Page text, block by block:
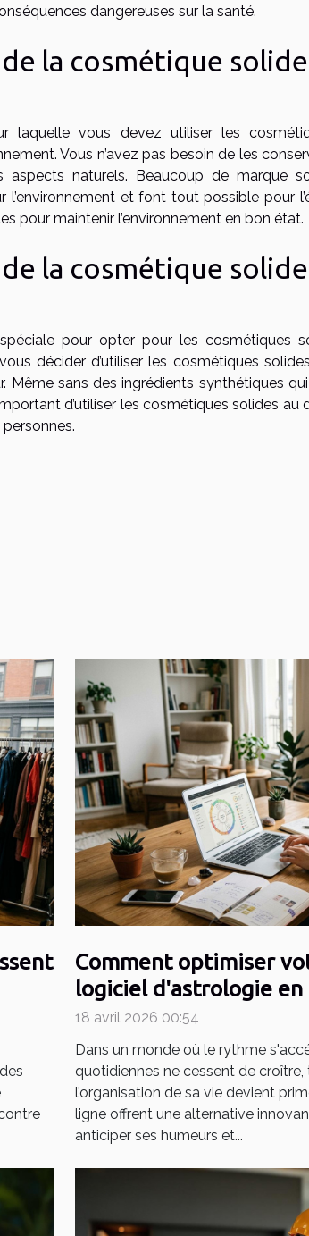
dangereuses sur la santé.
la cosmétique
laquelle vous devez utiliser les
Vous n’avez pas besoin de les
naturels. Beaucoup de marque
l’environnement et font tout possible pour
pour maintenir l’environnement en bon état.
la cosmétique
spéciale pour opter pour les cosmétiques
décider d’utiliser les cosmétiques
Même sans des ingrédients synthétiques
d’utiliser les cosmétiques solides
Comment optimiser
logiciel d'astrologie en
18 avril 2026 00:54
Dans un monde où le rythme
quotidiennes ne cessent de
l’organisation de sa vie devient
ligne offrent une alternative
anticiper ses humeurs et...